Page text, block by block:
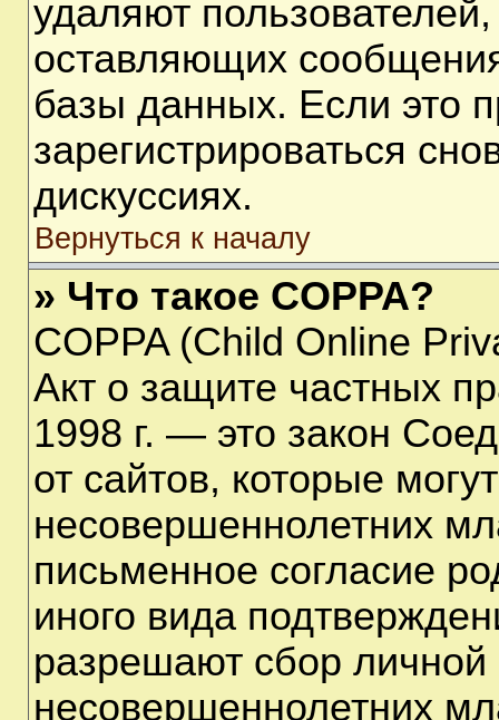
удаляют
оставляющих
базы данных. Если это
зарегистрироваться
дискуссиях.
Вернуться к началу
» Что такое COPPA?
COPPA (Child Online
Акт о защите частных
1998 г. — это закон
от сайтов, которые
несовершеннолетних
письменное согласие
иного вида
разрешают сбор
несовершеннолетних